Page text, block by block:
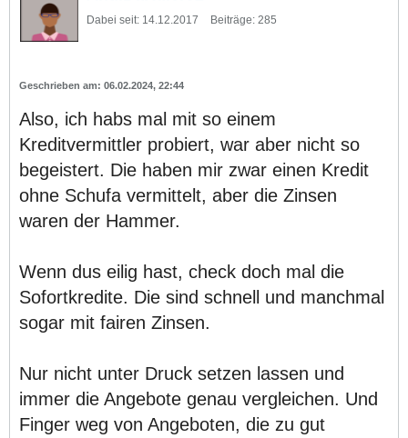
Dabei seit: 14.12.2017 Beiträge: 285
06.02.2024, 22:44
Also, ich habs mal mit so einem
Kreditvermittler probiert, war aber nicht so
begeistert. Die haben mir zwar einen Kredit
ohne Schufa vermittelt, aber die Zinsen
waren der Hammer.
Wenn dus eilig hast, check doch mal die
Sofortkredite. Die sind schnell und manchmal
sogar mit fairen Zinsen.
Nur nicht unter Druck setzen lassen und
immer die Angebote genau vergleichen. Und
Finger weg von Angeboten, die zu gut